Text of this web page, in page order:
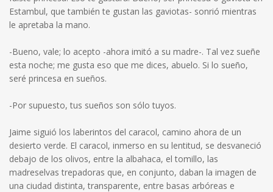
Estambul, que también te gustan las gaviotas- sonrió mientras
le apretaba la mano.
-Bueno, vale; lo acepto -ahora imitó a su madre-. Tal vez sueñe
esta noche; me gusta eso que me dices, abuelo. Si lo sueño,
seré princesa en sueños.
-Por supuesto, tus sueños son sólo tuyos.
Jaime siguió los laberintos del caracol, camino ahora de un
desierto verde. El caracol, inmerso en su lentitud, se desvaneció
debajo de los olivos, entre la albahaca, el tomillo, las
madreselvas trepadoras que, en conjunto, daban la imagen de
una ciudad distinta, transparente, entre basas arbóreas e